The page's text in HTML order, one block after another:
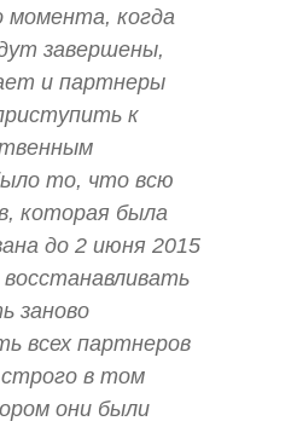
момента, когда
завершены,
и партнеры
к
то, что всю
которая была
до 2 июня 2015
заново
всех партнеров
строго в том
они были